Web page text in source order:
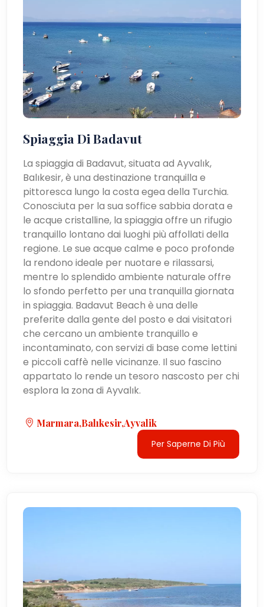
Spiaggia Di Badavut
La spiaggia di Badavut, situata ad Ayvalık,
Balıkesir, è una destinazione tranquilla e
pittoresca lungo la costa egea della Turchia.
Conosciuta per la sua soffice sabbia dorata e
le acque cristalline, la spiaggia offre un rifugio
tranquillo lontano dai luoghi più affollati della
regione. Le sue acque calme e poco profonde
la rendono ideale per nuotare e rilassarsi,
mentre lo splendido ambiente naturale offre
lo sfondo perfetto per una tranquilla giornata
in spiaggia. Badavut Beach è una delle
preferite dalla gente del posto e dai visitatori
che cercano un ambiente tranquillo e
incontaminato, con servizi di base come lettini
e piccoli caffè nelle vicinanze. Il suo fascino
appartato lo rende un tesoro nascosto per chi
esplora la zona di Ayvalık.
Marmara,Balıkesir,Ayvalik
Per Saperne Di Più